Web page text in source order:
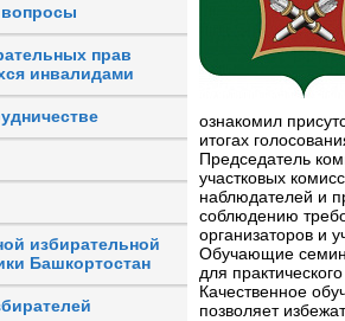
прав
инвалидами
избирательной
Башкортостан
ознакомил
итогах
Председатель
участковых
наблюдателей и
соблюдению
организаторов и
Обучающие
для
Качественное
позволяет